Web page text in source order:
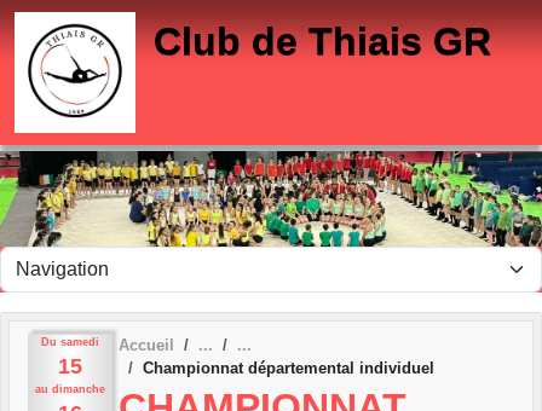
Club de Thiais GR
Du samedi
15
au dimanche
Accueil
Championnat départemental individuel
Panneau de gestion des cookies